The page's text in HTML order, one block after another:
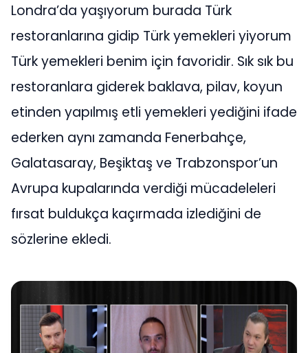
Londra’da yaşıyorum burada Türk
restoranlarına gidip Türk yemekleri yiyorum
Türk yemekleri benim için favoridir. Sık sık bu
restoranlara giderek baklava, pilav, koyun
etinden yapılmış etli yemekleri yediğini ifade
ederken aynı zamanda Fenerbahçe,
Galatasaray, Beşiktaş ve Trabzonspor’un
Avrupa kupalarında verdiği mücadeleleri
fırsat buldukça kaçırmada izlediğini de
sözlerine ekledi.